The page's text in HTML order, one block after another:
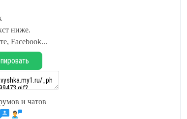
ниже.
Facebook...
и чатов